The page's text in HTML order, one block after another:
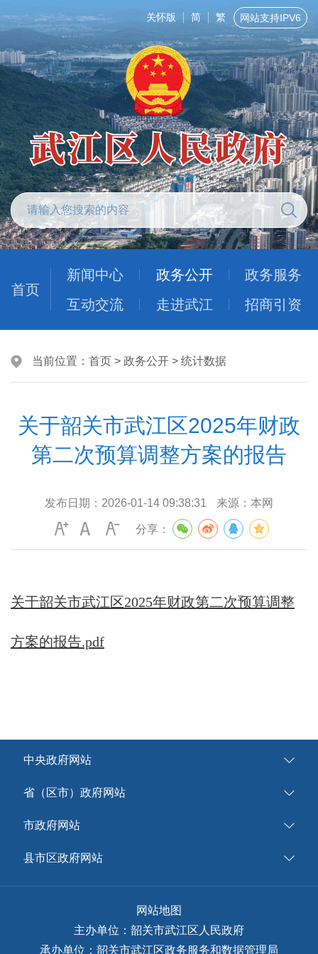
关怀版 简 繁 网站支持IPV6
首页
新闻中心 政务公开
政务服务
互动交流
走进武江 招商引资
当前位置： 首页 > 政务公开 > 统计数据
关于韶关市武江区2025年财政
第二次预算调整方案的报告
发布日期： 2026-01-14 09:38:31 来源： 本网
分享：
关于韶关市武江区2025年财政第二次预算调整
方案的报告.pdf
中央政府网站
省（区市）政府网站
市政府网站
县市区政府网站
网站地图
主办单位：韶关市武江区人民政府
承办单位：韶关市武江区政务服务和数据管理局